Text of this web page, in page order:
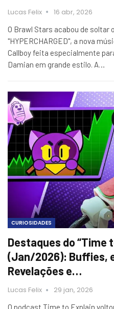
Lucas Felix 16 abr, 2026
O Brawl Stars acabou de soltar
"HYPERCHARGED", a nova
Callboy feita especialmente
Damian em grande estilo. A…
CURIOSIDADES
Destaques do “Time
(Jan/2026): Buffies,
Revelações e…
Lucas Felix 29 jan, 2026
O podcast Time to Explain